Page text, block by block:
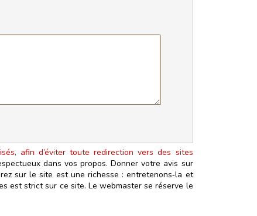
afin d’éviter toute redirection vers des sites
dans vos propos. Donner votre avis sur
sur le site est une richesse : entretenons‑la et
est strict sur ce site. Le webmaster se réserve le